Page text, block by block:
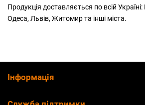
Продукція доставляється по всій Україні:
Одеса, Львів, Житомир та інші міста.
Інформація